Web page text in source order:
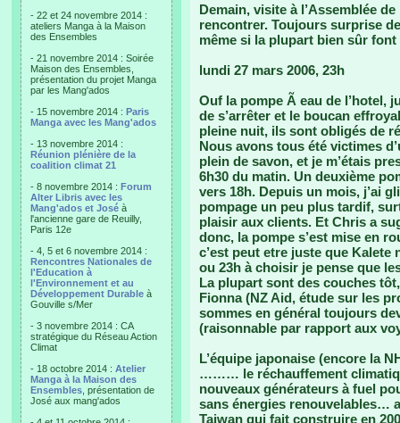
- 22 et 24 novembre 2014 :
ateliers Manga à la Maison
des Ensembles
- 21 novembre 2014 : Soirée
Maison des Ensembles,
présentation du projet Manga
par les Mang'ados
- 15 novembre 2014 : Paris
Manga avec les Mang'ados
- 13 novembre 2014 :
Réunion plénière de la
coalition climat 21
- 8 novembre 2014 : Forum
Alter Libris avec les
Mang'ados et José à
l'ancienne gare de Reuilly,
Paris 12e
- 4, 5 et 6 novembre 2014 :
Rencontres Nationales de
l'Education à
l'Environnement et au
Développement Durable à
Gouville s/Mer
- 3 novembre 2014 : CA
stratégique du Réseau Action
Climat
- 18 octobre 2014 : Atelier
Manga à la Maison des
Ensembles , présentation de
José aux mang'ados
Demain, visite à l’Assemblée
rencontrer. Toujours surprise
même si la plupart bien sûr font
lundi 27 mars 2006, 23h
Ouf la pompe Ã eau de l’hotel,
de s’arrêter et le boucan
pleine nuit, ils sont obligés de
Nous avons tous été victimes
plein de savon, et je m’étais
6h30 du matin. Un deuxième
vers 18h. Depuis un mois, j’ai
pompage un peu plus tardif,
plaisir aux clients. Et Chris a
donc, la pompe s’est mise en
c’est peut etre juste que Kalete
ou 23h à choisir je pense que
La plupart sont des couches
Fionna (NZ Aid, étude sur les
sommes en général toujours
(raisonnable par rapport aux
L’équipe japonaise (encore la
……… le réchauffement
nouveaux générateurs à fuel
sans énergies renouvelables…
Taiwan qui fait construire en